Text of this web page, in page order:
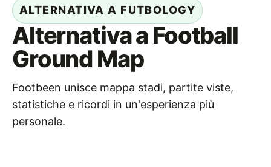
ALTERNATIVA A FUTBOLOGY
Alternativa a Football
Ground Map
Footbeen unisce mappa stadi, partite viste,
statistiche e ricordi in un'esperienza più
personale.